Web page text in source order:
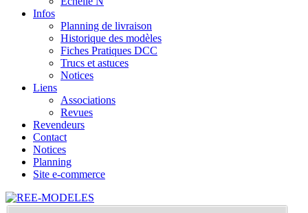
Infos
Planning de livraison
Historique des modèles
Fiches Pratiques DCC
Trucs et astuces
Notices
Liens
Associations
Revues
Revendeurs
Contact
Notices
Planning
Site e-commerce